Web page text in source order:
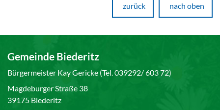
zurück nach oben
Gemeinde Biederitz
Bürgermeister Kay Gericke (Tel. 039292/ 603 72)
Magdeburger Straße 38
39175 Biederitz